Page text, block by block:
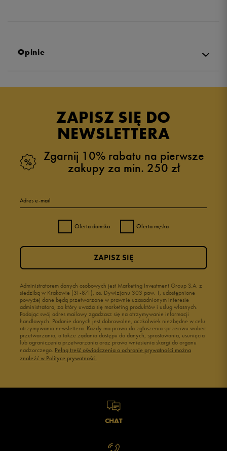
Opinie
ZAPISZ SIĘ DO
NEWSLETTERA
Zgarnij 10% rabatu na pierwsze
zakupy za min. 250 zł
Adres e-mail
Oferta damska Oferta męska
Administratorem danych osobowych jest Marketing Investment Group S.A. z
siedzibą w Krakowie (31-871), os. Dywizjonu 303 paw. 1, udostępnione
powyżej dane będą przetwarzane w prawnie uzasadnionym interesie
administratora, za który uważa się marketing produktów i usług własnych.
Podając swój adres mailowy zgadzasz się na otrzymywanie informacji
handlowych. Podanie danych jest dobrowolne, aczkolwiek niezbędne w celu
otrzymywania newslettera. Każdy ma prawo do zgłoszenia sprzeciwu wobec
przetwarzania, a także żądania dostępu do danych, sprostowania, usunięcia
lub ograniczenia przetwarzania oraz prawo wniesienia skargi do organu
nadzorczego. Pełną treść oświadczenia o ochronie prywatności można
znaleźć w Polityce prywatności.
ZAPISZ SIĘ
CHAT